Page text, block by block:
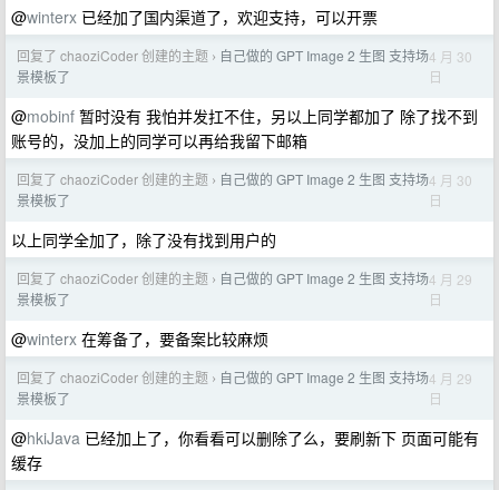
@winterx 已经加了国内渠道了，欢迎支持，可以开票
回复了 chaoziCoder 创建的主题 › 自己做的 GPT Image 2 生图 支持场
景模板了
4 月 30
日
@mobinf 暂时没有 我怕并发扛不住，另以上同学都加了 除了找不到
账号的，没加上的同学可以再给我留下邮箱
回复了 chaoziCoder 创建的主题 › 自己做的 GPT Image 2 生图 支持场
景模板了
4 月 30
日
以上同学全加了，除了没有找到用户的
回复了 chaoziCoder 创建的主题 › 自己做的 GPT Image 2 生图 支持场
景模板了
4 月 29
日
@winterx 在筹备了，要备案比较麻烦
回复了 chaoziCoder 创建的主题 › 自己做的 GPT Image 2 生图 支持场
景模板了
4 月 29
日
@hkiJava 已经加上了，你看看可以删除了么，要刷新下 页面可能有
缓存